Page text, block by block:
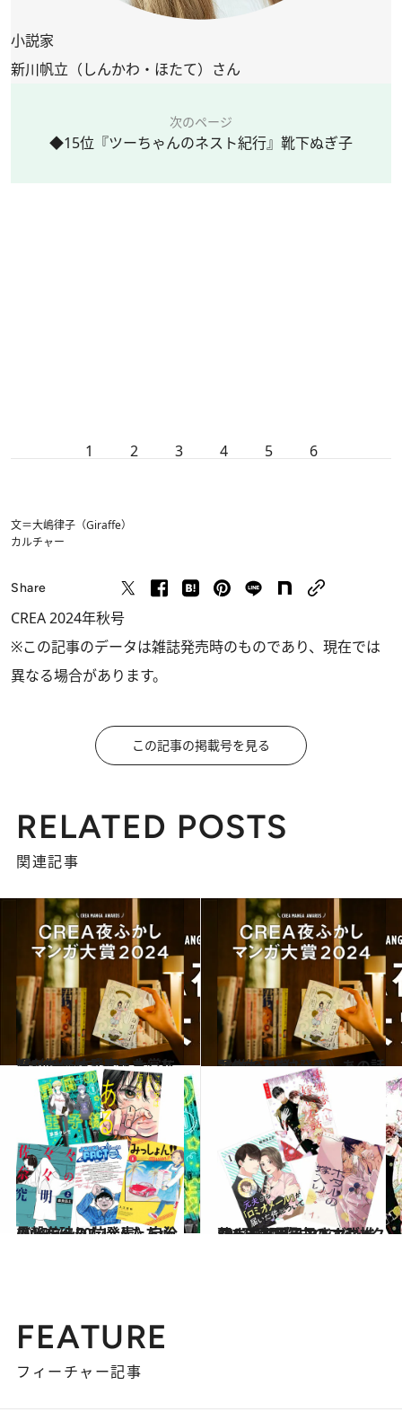
小説家
新川帆立（しんかわ・ほたて）さん
次のページ
◆15位『ツーちゃんのネスト紀行』靴下ぬぎ子
1 2 3 4 5 6
文＝大嶋律子（Giraffe）
カルチャー
Share
CREA 2024年秋号
※この記事のデータは雑誌発売時のものであり、現在では
異なる場合があります。
この記事の掲載号を見る
RELATED POSTS
関連記事
2024.9.6
《1位～5位発表》大賞に輝いたのは『じゃあ、あんたが作ってみろよ』
カルチャー 2024.9.6
《6位～10位発表》あの話題作も入賞！
カルチャー
2024.9.8
《16位～20位発表》自分の殻を破りたい人たち必見
カルチャー 2024.9.6
140万冊配信中のコミックシーモアブランドマネージャー多田知子さんが推薦する【電子マンガ】ベスト3は!?
カルチャー
FEATURE
フィーチャー記事